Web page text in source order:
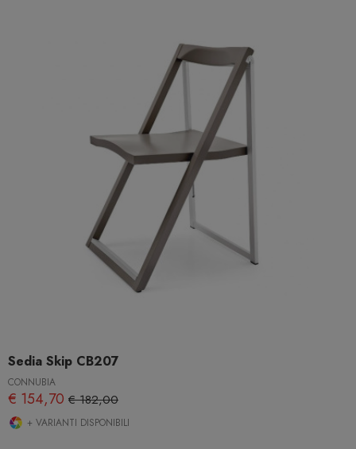
Sedia Skip CB207
CONNUBIA
€ 154,70 € 182,00
+ VARIANTI DISPONIBILI